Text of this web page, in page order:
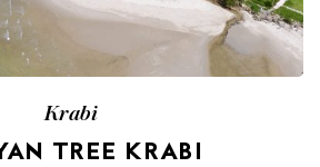
Krabi
TREE KRABI